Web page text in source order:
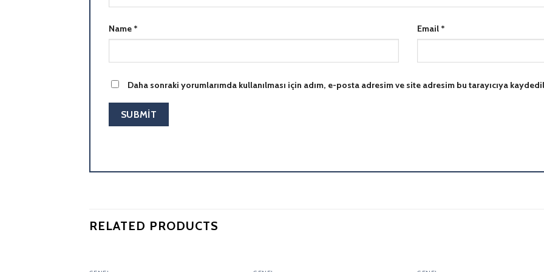
Name * Email *
Daha sonraki yorumlarımda kullanılması için adım, e-posta adresim ve site adresim bu tarayıcıya
RELATED PRODUCTS